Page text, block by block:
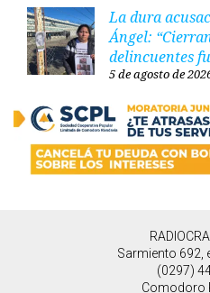
La dura
Ángel:
delincuentes
5 de agosto de
Sarmiento 692,
(0297)
Comodoro